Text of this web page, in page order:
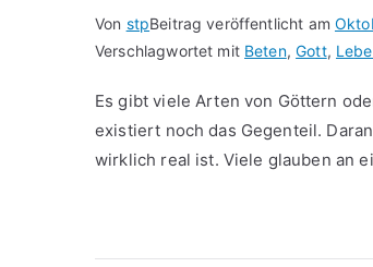
Von stpBeitrag veröffentlicht am
Verschlagwortet mit Beten,Gott,
Es gibt viele Arten von Göttern
existiert noch das Gegenteil.
wirklich real ist. Viele glauben an